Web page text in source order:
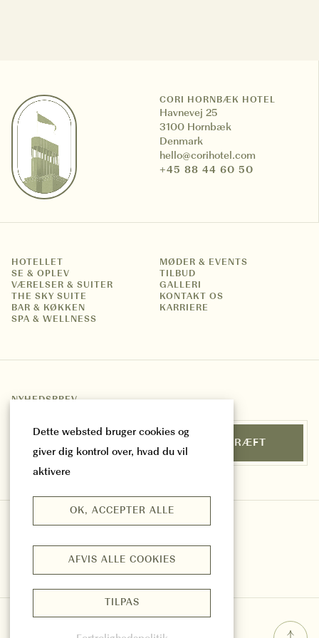
CORI HORNBÆK HOTEL
Havnevej 25
3100 Hornbæk
Denmark
hello@corihotel.com
+45 88 44 60 50
HOTELLET
SE & OPLEV
VÆRELSER & SUITER
THE SKY SUITE
BAR & KØKKEN
SPA & WELLNESS
MØDER & EVENTS
TILBUD
GALLERI
KONTAKT OS
KARRIERE
NYHEDSBREV
BEKRÆFT
Dette websted bruger cookies og
giver dig kontrol over, hvad du vil
aktivere
OK, ACCEPTER ALLE
AFVIS ALLE COOKIES
TILPAS